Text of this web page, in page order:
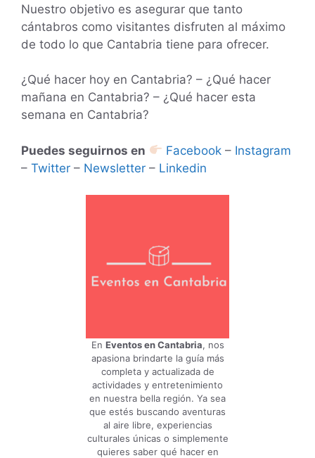
Nuestro objetivo es asegurar que tanto
cántabros como visitantes disfruten al máximo
de todo lo que Cantabria tiene para ofrecer.
¿Qué hacer hoy en Cantabria? – ¿Qué hacer
mañana en Cantabria? – ¿Qué hacer esta
semana en Cantabria?
Puedes seguirnos en Facebook – Instagram
– Twitter – Newsletter – Linkedin
En Eventos en Cantabria, nos
apasiona brindarte la guía más
completa y actualizada de
actividades y entretenimiento
en nuestra bella región. Ya sea
que estés buscando aventuras
al aire libre, experiencias
culturales únicas o simplemente
quieres saber qué hacer en